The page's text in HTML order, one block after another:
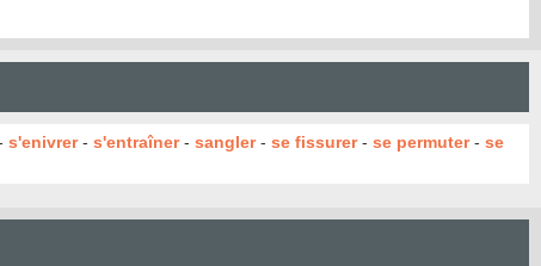
s'enivrer- s'entraîner- sangler- se fissurer- se permuter- se